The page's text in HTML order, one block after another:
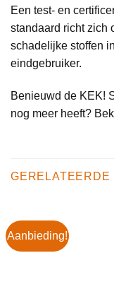
Een test- en
standaard richt zich
schadelijke stoffen
eindgebruiker.
Benieuwd de KEK!
nog meer heeft?
GERELATEERDE
Aanbieding!